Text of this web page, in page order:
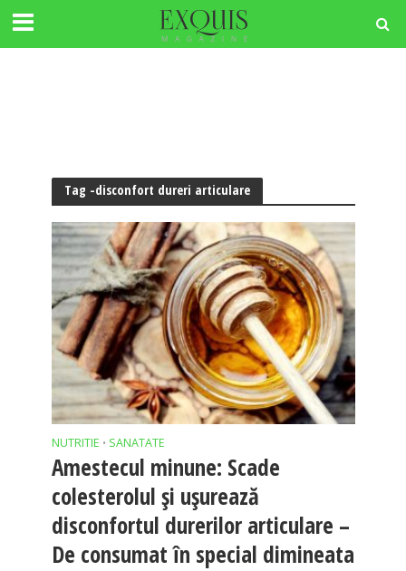
Tag -disconfort dureri articulare
NUTRITIE • SANATATE
Amestecul minune: Scade
colesterolul și ușurează
disconfortul durerilor articulare –
De consumat în special dimineata